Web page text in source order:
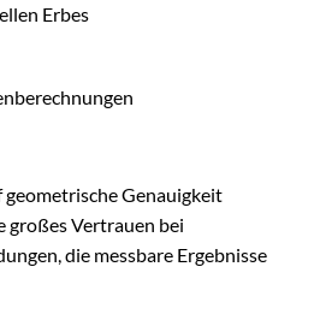
Erbes
geometrische Genauigkeit
großes Vertrauen bei
die messbare Ergebnisse